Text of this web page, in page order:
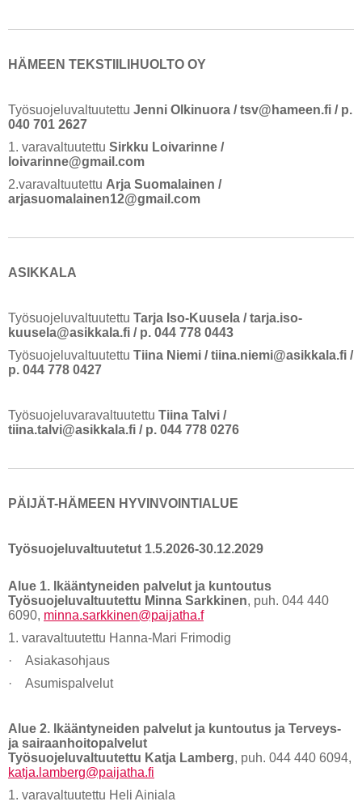
HÄMEEN TEKSTIILIHUOLTO OY
Työsuojeluvaltuutettu Jenni Olkinuora / tsv@hameen.fi / p.
040 701 2627
1. varavaltuutettu Sirkku Loivarinne /
loivarinne@gmail.com
2.varavaltuutettu Arja Suomalainen /
arjasuomalainen12@gmail.com
ASIKKALA
Työsuojeluvaltuutettu Tarja Iso-Kuusela / tarja.iso-
kuusela@asikkala.fi / p. 044 778 0443
Työsuojeluvaltuutettu Tiina Niemi / tiina.niemi@asikkala.fi /
p. 044 778 0427
Työsuojeluvaravaltuutettu Tiina Talvi /
tiina.talvi@asikkala.fi / p. 044 778 0276
PÄIJÄT-HÄMEEN HYVINVOINTIALUE
Työsuojeluvaltuutetut 1.5.2026-30.12.2029
Alue 1. Ikääntyneiden palvelut ja kuntoutus
Työsuojeluvaltuutettu Minna Sarkkinen, puh. 044 440
6090, minna.sarkkinen@paijatha.f
1. varavaltuutettu Hanna-Mari Frimodig
· Asiakasohjaus
· Asumispalvelut
Alue 2. Ikääntyneiden palvelut ja kuntoutus ja Terveys-
ja sairaanhoitopalvelut
Työsuojeluvaltuutettu Katja Lamberg, puh. 044 440 6094,
katja.lamberg@paijatha.fi
1. varavaltuutettu Heli Ainiala